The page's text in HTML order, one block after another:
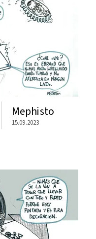
Mephisto
15.09.2023